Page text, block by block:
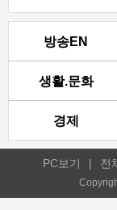
방송EN
생활.문화
경제
PC보기 | 전